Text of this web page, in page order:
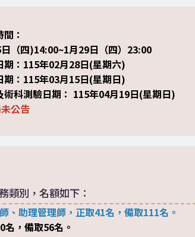
：
（四)14:00~1月29日（四）23:00
期：115年02月28日(星期六)
期：115年03月15日(星期日)
術科測驗日期： 115年04月19日(星期日)
公告
類別，名額如下：
、助理管理師，正取41名，備取111名。
，備取56名。